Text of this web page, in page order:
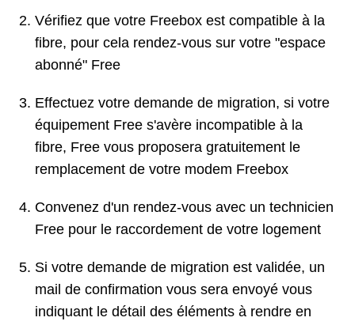
Vérifiez que votre Freebox est compatible à la
fibre, pour cela rendez-vous sur votre "espace
abonné" Free
Effectuez votre demande de migration, si votre
équipement Free s'avère incompatible à la
fibre, Free vous proposera gratuitement le
remplacement de votre modem Freebox
Convenez d'un rendez-vous avec un technicien
Free pour le raccordement de votre logement
Si votre demande de migration est validée, un
mail de confirmation vous sera envoyé vous
indiquant le détail des éléments à rendre en